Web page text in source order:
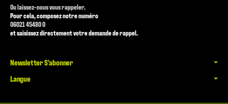
Ou laissez-nous vous rappeler.
Pour cela, composez notre numéro
06021 45480 0
et saisissez directement votre demande de rappel.
Newsletter S'abonner
Langue